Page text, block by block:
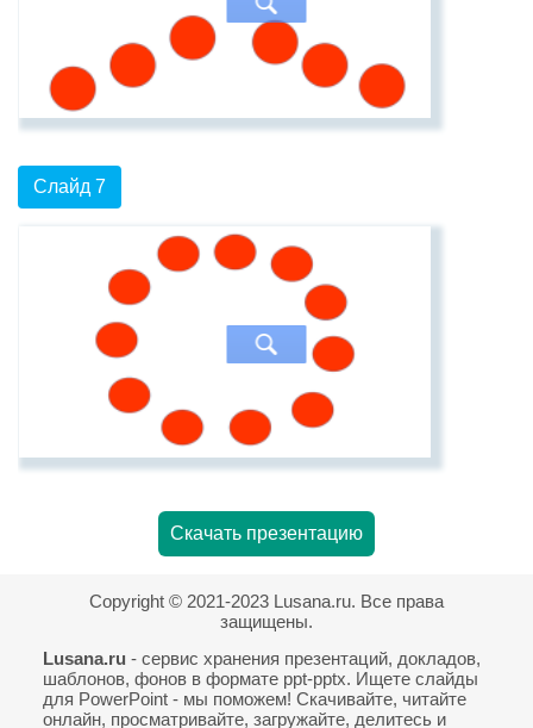
Слайд 7
Скачать презентацию
Copyright © 2021-2023 Lusana.ru. Все права
защищены.
Lusana.ru - сервис хранения презентаций, докладов,
шаблонов, фонов в формате ppt-pptx. Ищете слайды
для PowerPoint - мы поможем! Скачивайте, читайте
онлайн, просматривайте, загружайте, делитесь и